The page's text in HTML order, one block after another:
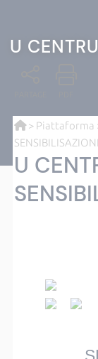
U
> Piattaforma
U